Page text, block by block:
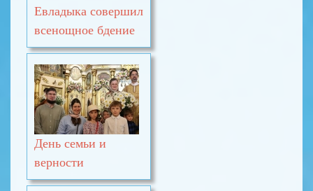
Евладыка совершил
всенощное бдение
День семьи и
верности